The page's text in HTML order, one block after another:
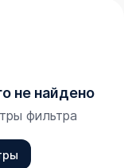
не найдено
фильтра